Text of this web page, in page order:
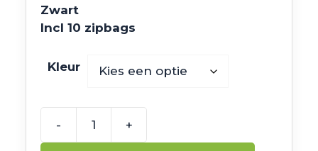
Zwart
Incl 10 zipbags
Kleur
- +